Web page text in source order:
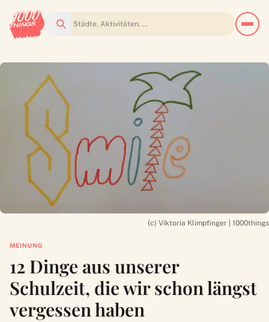
Suchen
(c) Viktoria Klimpfinger | 1000things
MEINUNG
12 Dinge aus unserer
Schulzeit, die wir schon längst
vergessen haben